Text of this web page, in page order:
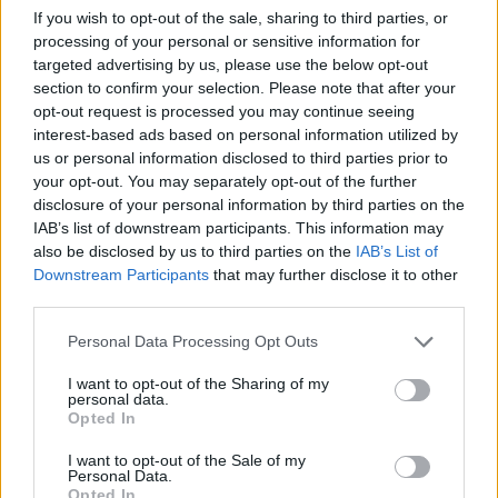
If you wish to opt-out of the sale, sharing to third parties, or
processing of your personal or sensitive information for
targeted advertising by us, please use the below opt-out
section to confirm your selection. Please note that after your
opt-out request is processed you may continue seeing
interest-based ads based on personal information utilized by
us or personal information disclosed to third parties prior to
your opt-out. You may separately opt-out of the further
disclosure of your personal information by third parties on the
IAB’s list of downstream participants. This information may
also be disclosed by us to third parties on the IAB’s List of
Downstream Participants that may further disclose it to other
Please note that this website/app uses one or more Google
not limited to your visit or usage behaviour. You may click to
grant or deny consent to Google and its third-party tags to
use your data for below specified purposes in below Google
consent section.
Personal Data Processing Opt Outs
I want to opt-out of the Sharing of my
personal data.
Opted In
I want to opt-out of the Sale of my
Personal Data.
Opted In
perccel kevesebb, mint amennyit a
csomagolás ajánl.
Öntsünk 2-3 evőkanálnyi tésztavizet a
borsos olívaolajhoz, majd keverjük bele a
vajat. Ezután emeljük át a tésztát a
serpenyőbe, és alaposan keverjük össze a
szósszal.
olívaolajat, és keverjük addig, amíg a sajt
teljesen elolvad. Adjunk még néhány
evőkanálnyi tésztavizet, hogy beállítsuk a
tökéletes állagot. A szósznak minden egyes
spagettitszálat krémesen be kell vonnia.